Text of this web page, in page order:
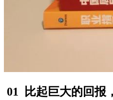
01
比起巨大的回报